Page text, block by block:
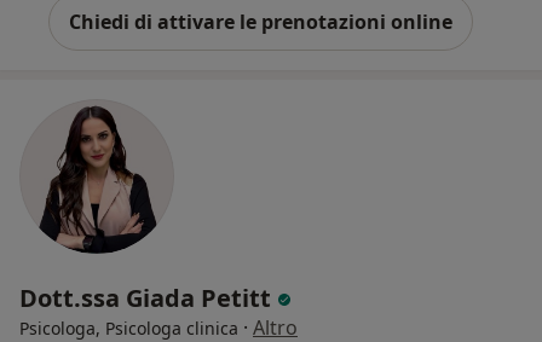
Chiedi di attivare le prenotazioni online
Dott.ssa Giada Petitt
Psicologa, Psicologa clinica · Altro